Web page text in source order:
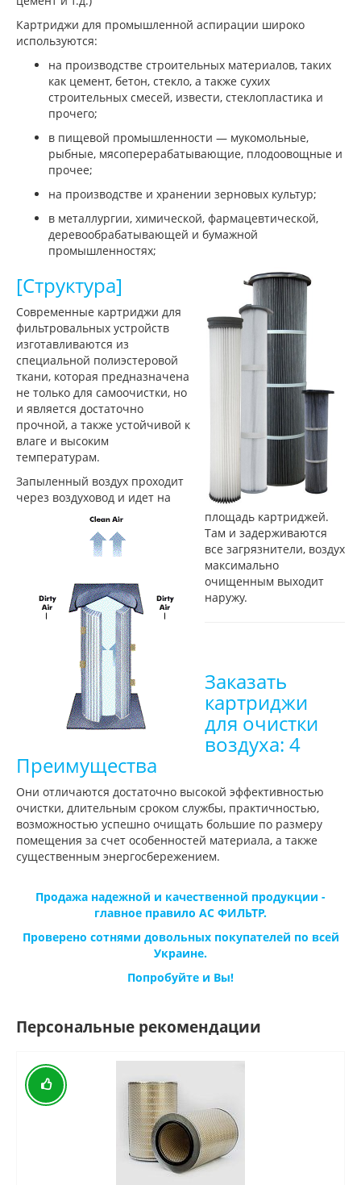
Картриджи для промышленной аспирации широко
используются:
на производстве строительных материалов, таких
как цемент, бетон, стекло, а также сухих
строительных смесей, извести, стеклопластика и
прочего;
в пищевой промышленности — мукомольные,
рыбные, мясоперерабатывающие, плодоовощные и
прочее;
на производстве и хранении зерновых культур;
в металлургии, химической, фармацевтической,
деревообрабатывающей и бумажной
промышленностях;
[Структура]
Современные картриджи для
фильтровальных устройств
изготавливаются из
специальной полиэстеровой
ткани, которая предназначена
не только для самоочистки, но
и является достаточно
прочной, а также устойчивой к
влаге и высоким
температурам.
Запыленный воздух проходит
через воздуховод и идет на
площадь картриджей.
Там и задерживаются
все загрязнители, воздух
максимально
очищенным выходит
наружу.
Заказать
картриджи
для очистки
воздуха: 4
Преимущества
Они отличаются достаточно высокой эффективностью
очистки, длительным сроком службы, практичностью,
возможностью успешно очищать большие по размеру
помещения за счет особенностей материала, а также
существенным энергосбережением.
Продажа надежной и качественной продукции -
главное правило АС ФИЛЬТР.
Проверено сотнями довольных покупателей по всей
Украине.
Попробуйте и Вы!
Персональные рекомендации